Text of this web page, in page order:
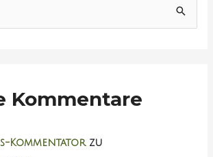
Kommentare
Kommentatorzu